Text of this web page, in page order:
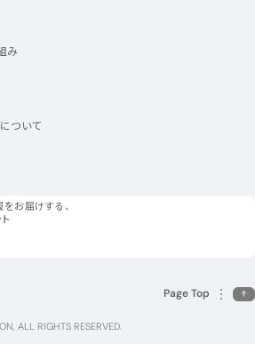
み
ついて
お届けする、
ウで開く
ドウで開く
ィンドウで開く
Page Top
ALL RIGHTS RESERVED.